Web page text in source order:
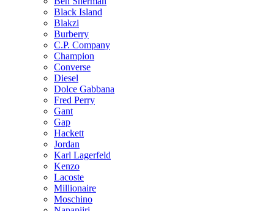
Black Island
Blakzi
Burberry
C.P. Company
Champion
Converse
Diesel
Dolce Gabbana
Fred Perry
Gant
Gap
Hackett
Jordan
Karl Lagerfeld
Kenzo
Lacoste
Millionaire
Moschino